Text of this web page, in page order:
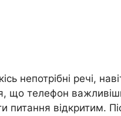
непотрібні речі,
що телефон
питання відкритим.